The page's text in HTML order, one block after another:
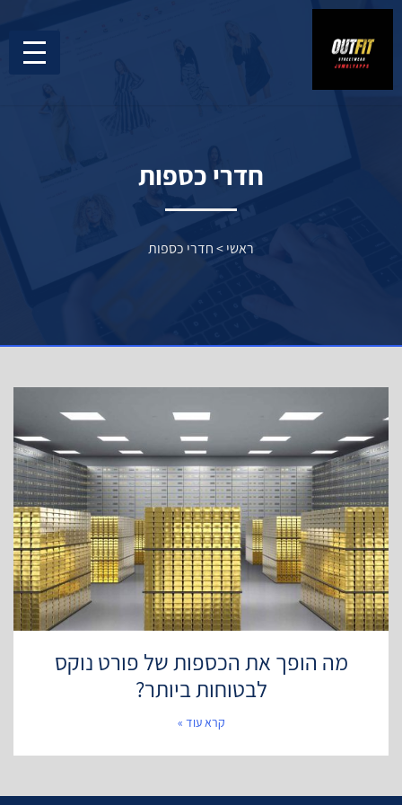
חדרי כספות
ראשי>חדרי כספות
מה הופך את הכספות של פורט נוקס
לבטוחות ביותר?
קרא עוד »